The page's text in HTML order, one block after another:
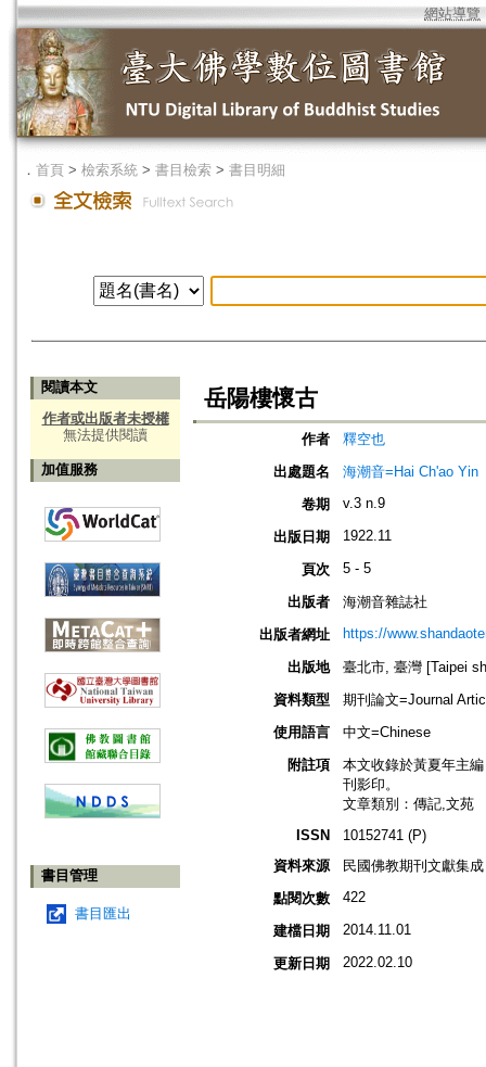
網站導覽
． 首頁 > 檢索系統 > 書目檢索 > 書目明細
閱讀本文
作者或出版者未授權
無法提供閱讀
加值服務
書目管理
書目匯出
岳陽樓懷古
作者
釋空也
出處題名
海潮音=Hai Ch'ao Yin
卷期
v.3 n.9
出版日期 1922.11
頁次 5 - 5
出版者
海潮音雜誌社
出版者網址
https://
出版地
臺北市, 臺灣 [Taipei
資料類型
期刊論文=Journal
使用語言
中文=Chinese
附註項
本文收錄於黃夏年主
刊影印。
文章類別：傳記,文苑
ISSN
10152741 (P)
資料來源
民國佛教期刊文獻集
點閱次數
422
建檔日期 2014.11.01
更新日期 2022.02.10